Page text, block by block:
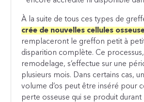
À la suite de tous ces types de
crée de nouvelles cellules
remplaceront le greffon petit à petit
disparition complète. Ce
remodelage, s’effectue sur une
plusieurs mois. Dans certains cas,
volume d’os peut être inséré pour
perte osseuse qui se produit durant